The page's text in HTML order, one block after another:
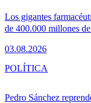
Los gigantes
de 400.000 millones
03.08.2026
Pedro Sánchez
POLÍTICA